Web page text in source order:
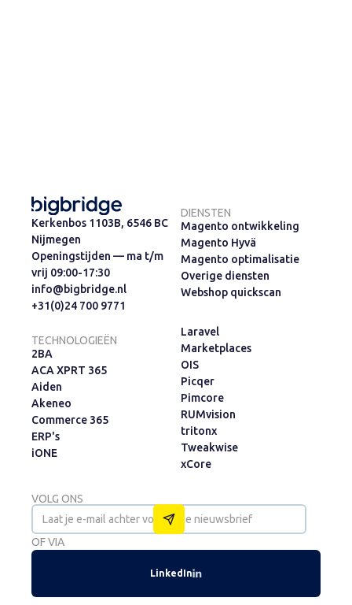
Kerkenbos 1103B, 6546 BC
Nijmegen
Openingstijden — ma t/m
vrij 09:00-17:30
info@bigbridge.nl
+31(0)24 700 9771
DIENSTEN
Magento ontwikkeling
Magento Hyvä
Magento optimalisatie
Overige diensten
Webshop quickscan
TECHNOLOGIEËN
2BA
ACA XPRT 365
Aiden
Akeneo
Commerce 365
ERP's
iONE
Laravel
Marketplaces
OIS
Picqer
Pimcore
RUMvision
tritonx
Tweakwise
xCore
VOLG ONS
OF VIA
LinkedIn